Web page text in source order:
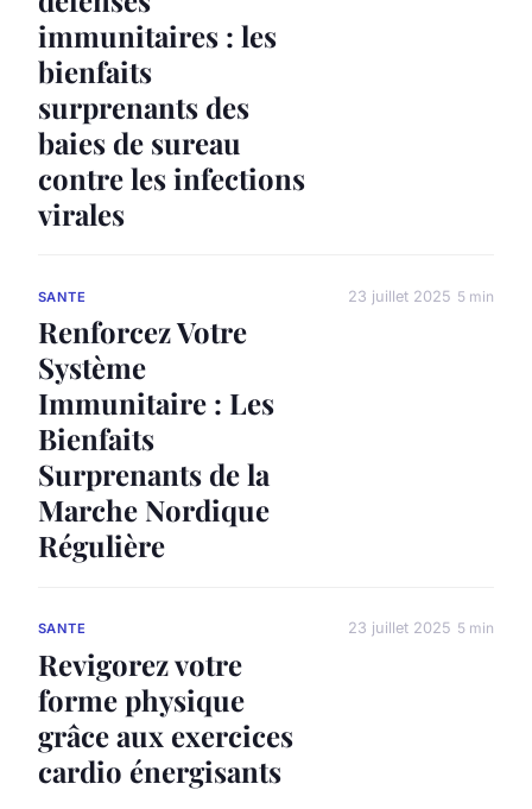
immunitaires : les
bienfaits
surprenants des
baies de sureau
contre les infections
virales
SANTE
Renforcez Votre
Système
Immunitaire : Les
Bienfaits
Surprenants de la
Marche Nordique
Régulière
23 juillet 2025 5 min
SANTE
Revigorez votre
forme physique
grâce aux exercices
cardio énergisants
23 juillet 2025 5 min